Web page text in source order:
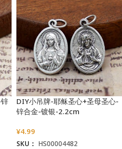
DIY小吊牌-耶稣圣心+圣母圣心-
锌合金-镀银-2.2cm
¥4.99
SKU： HS00004482